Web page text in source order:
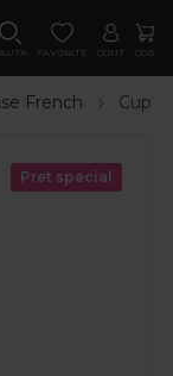
FAVORITE CONT COS
French Cupio
Pret special